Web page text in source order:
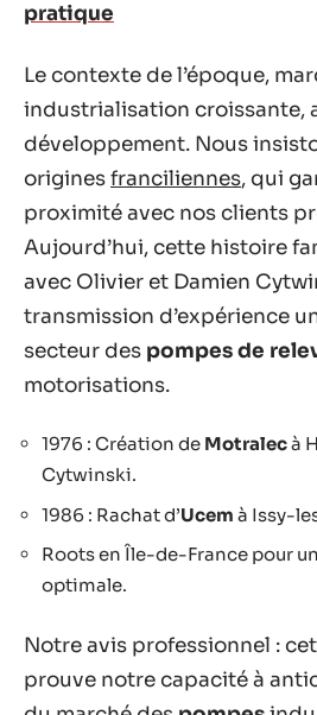
pratique
Le contexte de l’époque,
industrialisation croissante,
développement. Nous
originesfranciliennes, qui
proximité avec nos clients
Aujourd’hui, cette histoire
avec Olivier et Damien
transmission d’expérience
secteur des pompes de
motorisations.
1976 : Création de Motralecà
Cytwinski.
1986 : Rachat d’Ucem à Issy-
Roots en Île-de-France pour
optimale.
Notre avis professionnel :
prouve notre capacité à